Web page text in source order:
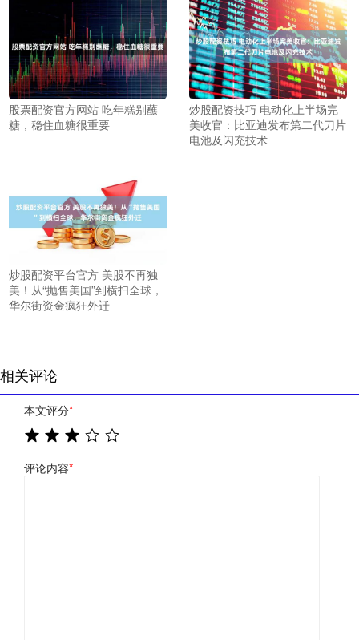
股票配资官方网站 吃年糕别蘸
糖，稳住血糖很重要
炒股配资技巧 电动化上半场完
美收官：比亚迪发布第二代刀片
电池及闪充技术
炒股配资平台官方 美股不再独
美！从“抛售美国”到横扫全球，
华尔街资金疯狂外迁
相关评论
本文评分*
评论内容*